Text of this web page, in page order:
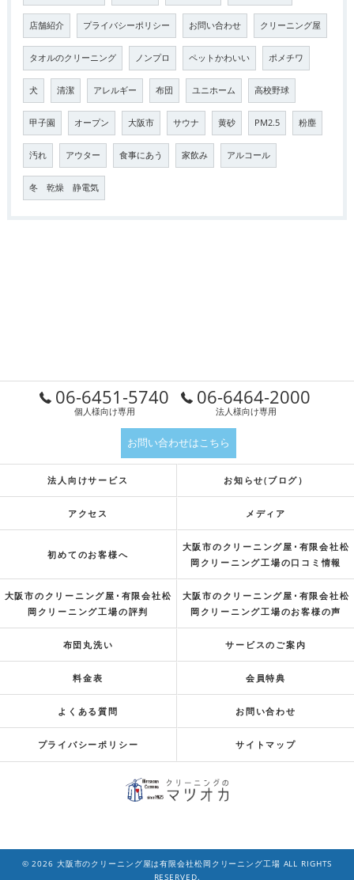
店舗紹介 プライバシーポリシー お問い合わせ クリーニング屋
タオルのクリーニング ノンプロ ペットかわいい ポメチワ
犬 清潔 アレルギー 布団 ユニホーム 高校野球
甲子園 オープン 大阪市 サウナ 黄砂 PM2.5 粉塵
汚れ アウター 食事にあう 家飲み アルコール
冬 乾燥 静電気
06-6451-5740
個人様向け専用
06-6464-2000
法人様向け専用
お問い合わせはこちら
法人向けサービス お知らせ(ブログ）
アクセス メディア
初めてのお客様へ
大阪市のクリーニング屋･有限会社松
岡クリーニング工場の口コミ情報
大阪市のクリーニング屋･有限会社松
岡クリーニング工場の評判
大阪市のクリーニング屋･有限会社松
岡クリーニング工場のお客様の声
布団丸洗い サービスのご案内
料金表 会員特典
よくある質問 お問い合わせ
プライバシーポリシー サイトマップ
© 2026 大阪市のクリーニング屋は有限会社松岡クリーニング工場 ALL RIGHTS
RESERVED.